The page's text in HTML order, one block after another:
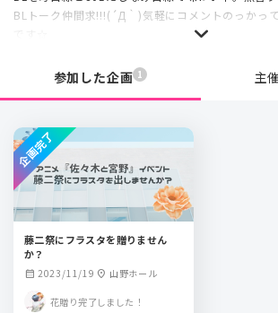
BLトーク仲間求!!!(´Д｀)気軽にコメントのっかっ
アルなBLネタを聞くのが主な趣味
参加した企画 1 主
藤二祭にフラスタを贈りません
か？
calendar_month 2023/11/19 location_on 山野ホール
花贈り完了しました！
企画完了